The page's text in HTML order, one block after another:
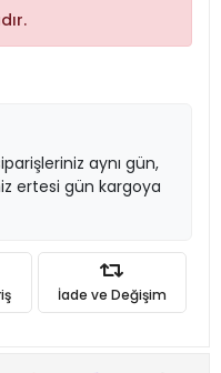
aynı gün,
ertesi gün kargoya
İade ve Değişim